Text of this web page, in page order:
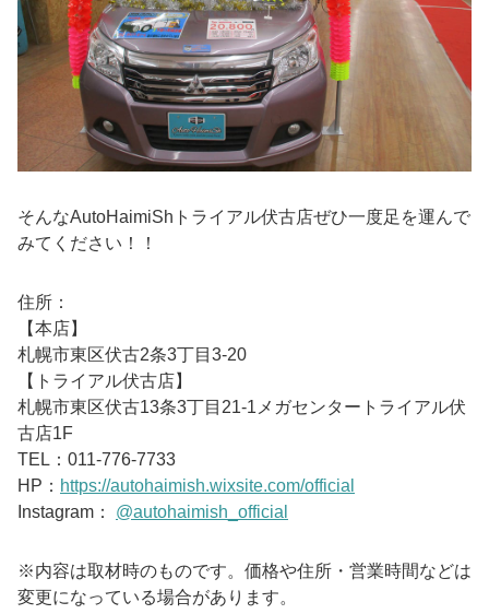
そんなAutoHaimiShトライアル伏古店ぜひ一度足を運んで
みてください！！
住所：
【本店】
札幌市東区伏古2条3丁目3-20
【トライアル伏古店】
札幌市東区伏古13条3丁目21-1メガセンタートライアル伏
古店1F
TEL：011-776-7733
HP： https://autohaimish.wixsite.com/official
Instagram： @autohaimish_official
※内容は取材時のものです。価格や住所・営業時間などは
変更になっている場合があります。